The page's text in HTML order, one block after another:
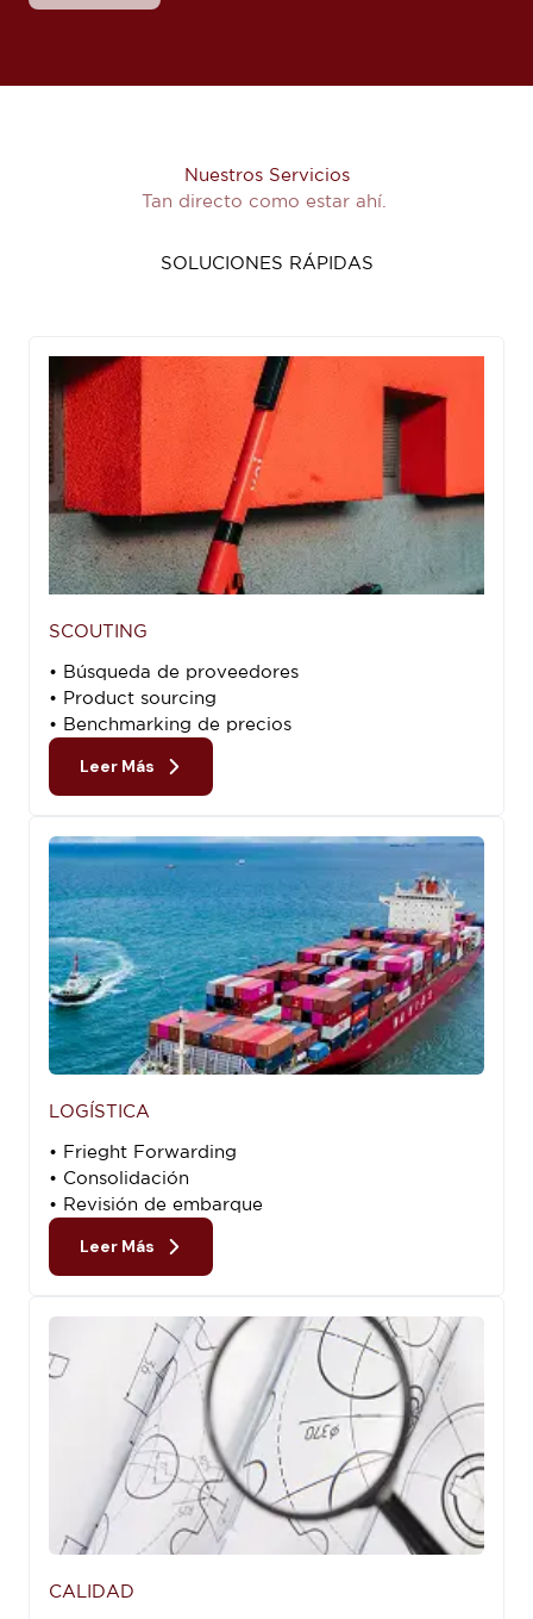
Nuestros Servicios
Tan directo como estar ahí.
SOLUCIONES RÁPIDAS
SCOUTING
• Búsqueda de proveedores
• Product sourcing
• Benchmarking de precios
Leer Más
LOGÍSTICA
• Frieght Forwarding
• Consolidación
• Revisión de embarque
Leer Más
CALIDAD